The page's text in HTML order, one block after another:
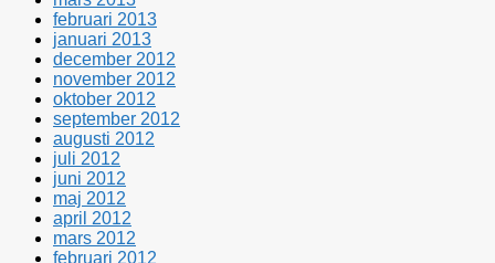
februari 2013
januari 2013
december 2012
november 2012
oktober 2012
september 2012
augusti 2012
juli 2012
juni 2012
maj 2012
april 2012
mars 2012
februari 2012